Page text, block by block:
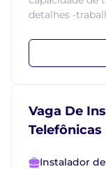
detalhes -
Vaga De
Telefônicas
Instalador